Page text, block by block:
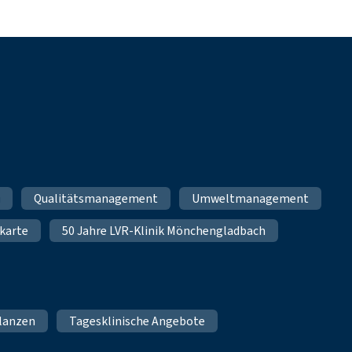
Qualitätsmanagement
Umweltmanagement
50 Jahre LVR-Klinik Mönchengladbach
Tagesklinische Angebote